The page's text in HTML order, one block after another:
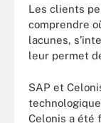
Les clients
comprendre
lacunes,
leur permet
SAP et
Celonis a été